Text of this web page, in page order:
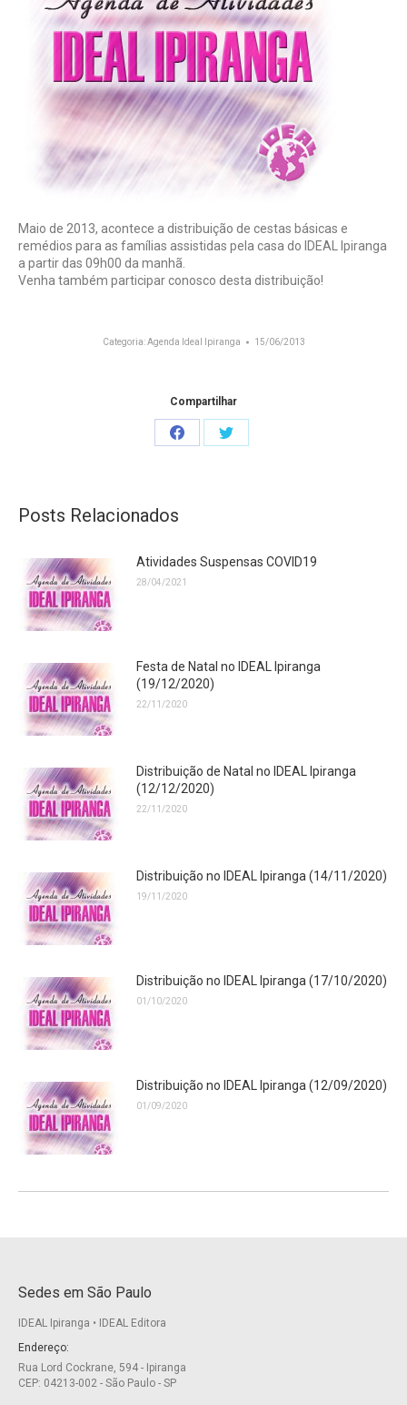
Maio de 2013, acontece a distribuição de cestas básicas e
remédios para as famílias assistidas pela casa do IDEAL Ipiranga
a partir das 09h00 da manhã.
Venha também participar conosco desta distribuição!
Categoria:Agenda Ideal Ipiranga 15/06/2013
Compartilhar
Share
Share
Posts Relacionados
Atividades Suspensas COVID19
28/04/2021
Festa de Natal no IDEAL Ipiranga
(19/12/2020)
22/11/2020
Distribuição de Natal no IDEAL Ipiranga
(12/12/2020)
22/11/2020
Distribuição no IDEAL Ipiranga (14/11/2020)
19/11/2020
Distribuição no IDEAL Ipiranga (17/10/2020)
01/10/2020
Distribuição no IDEAL Ipiranga (12/09/2020)
01/09/2020
Sedes em São Paulo
IDEAL Ipiranga • IDEAL Editora
Endereço:
Rua Lord Cockrane, 594 - Ipiranga
CEP: 04213-002 - São Paulo - SP